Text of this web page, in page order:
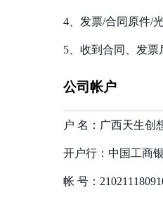
4、发票/合同原件/
5、收到合同、发票
公司帐户
户 名：广西天生创
开户行：中国工商
帐 号：